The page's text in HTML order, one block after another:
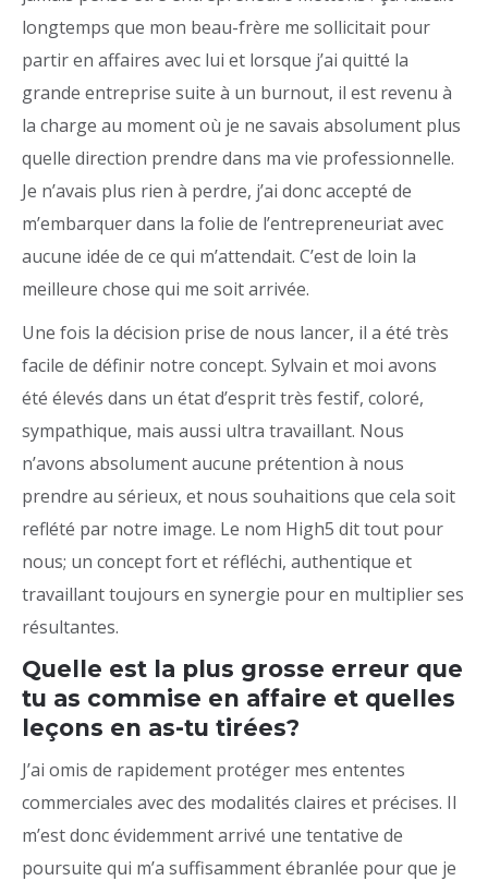
longtemps que mon beau-frère me sollicitait pour
partir en affaires avec lui et lorsque j’ai quitté la
grande entreprise suite à un burnout, il est revenu à
la charge au moment où je ne savais absolument plus
quelle direction prendre dans ma vie professionnelle.
Je n’avais plus rien à perdre, j’ai donc accepté de
m’embarquer dans la folie de l’entrepreneuriat avec
aucune idée de ce qui m’attendait. C’est de loin la
meilleure chose qui me soit arrivée.
Une fois la décision prise de nous lancer, il a été très
facile de définir notre concept. Sylvain et moi avons
été élevés dans un état d’esprit très festif, coloré,
sympathique, mais aussi ultra travaillant. Nous
n’avons absolument aucune prétention à nous
prendre au sérieux, et nous souhaitions que cela soit
reflété par notre image. Le nom High5 dit tout pour
nous; un concept fort et réfléchi, authentique et
travaillant toujours en synergie pour en multiplier ses
résultantes.
Quelle est la plus grosse erreur que
tu as commise en affaire et quelles
leçons en as-tu tirées?
J’ai omis de rapidement protéger mes ententes
commerciales avec des modalités claires et précises. Il
m’est donc évidemment arrivé une tentative de
poursuite qui m’a suffisamment ébranlée pour que je